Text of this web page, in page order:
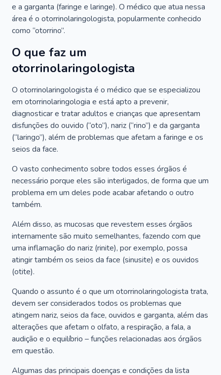
e a garganta (faringe e laringe). O médico que atua nessa
área é o otorrinolaringologista, popularmente conhecido
como “otorrino”.
O que faz um
otorrinolaringologista
O otorrinolaringologista é o médico que se especializou
em otorrinolaringologia e está apto a prevenir,
diagnosticar e tratar adultos e crianças que apresentam
disfunções do ouvido (“oto”), nariz (“rino”) e da garganta
(“laringo”), além de problemas que afetam a faringe e os
seios da face.
O vasto conhecimento sobre todos esses órgãos é
necessário porque eles são interligados, de forma que um
problema em um deles pode acabar afetando o outro
também.
Além disso, as mucosas que revestem esses órgãos
internamente são muito semelhantes, fazendo com que
uma inflamação do nariz (rinite), por exemplo, possa
atingir também os seios da face (sinusite) e os ouvidos
(otite).
Quando o assunto é o que um otorrinolaringologista trata,
devem ser considerados todos os problemas que
atingem nariz, seios da face, ouvidos e garganta, além das
alterações que afetam o olfato, a respiração, a fala, a
audição e o equilíbrio – funções relacionadas aos órgãos
em questão.
Algumas das principais doenças e condições da lista